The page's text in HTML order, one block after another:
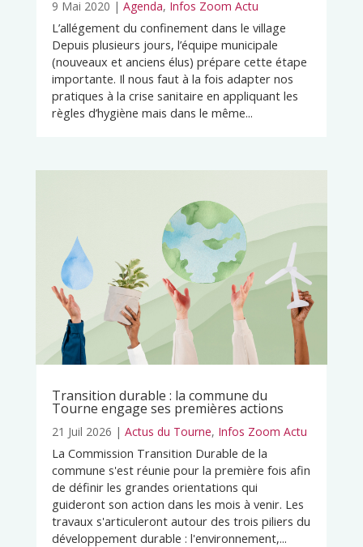
9 Mai 2020 | Agenda, Infos Zoom Actu
L’allégement du confinement dans le village
Depuis plusieurs jours, l’équipe municipale
(nouveaux et anciens élus) prépare cette étape
importante. Il nous faut à la fois adapter nos
pratiques à la crise sanitaire en appliquant les
règles d’hygiène mais dans le même...
Transition durable : la commune du
Tourne engage ses premières actions
21 Juil 2026 | Actus du Tourne, Infos Zoom Actu
La Commission Transition Durable de la
commune s'est réunie pour la première fois afin
de définir les grandes orientations qui
guideront son action dans les mois à venir. Les
travaux s'articuleront autour des trois piliers du
développement durable : l'environnement,...